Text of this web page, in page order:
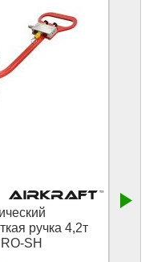
ручка 4,2т
SH